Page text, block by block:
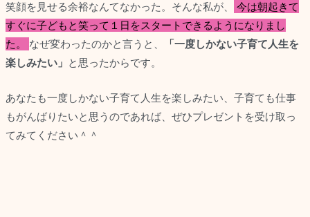
笑顔を見せる余裕なんてなかった。そんな私が、
今は朝起きて
すぐに子どもと笑って１日をスタートできるようになりまし
た。 なぜ変わったのかと言うと、
「一度しかない子育て人生を
楽しみたい」 と思ったからです。
あなたも一度しかない子育て人生を楽しみたい、子育ても仕事
もがんばりたいと思うのであれば、ぜひプレゼントを受け取っ
てみてください＾＾